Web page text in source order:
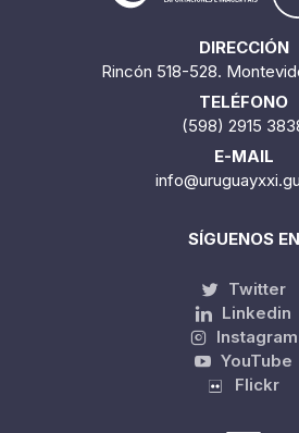
DIRECCIÓN
Rincón 518-528.
TELÉFONO
(598) 2915
E-MAIL
SÍGUENOS EN
Twitter
Linkedin
Instagram
YouTube
Flickr